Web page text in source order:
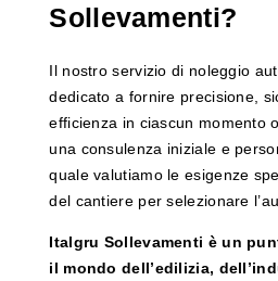
Sollevamenti?
Il nostro servizio di noleggio
dedicato a fornire precisione,
efficienza in ciascun momento
una consulenza iniziale e
quale valutiamo le esigenze
del cantiere per selezionare
Italgru Sollevamenti è un
il mondo dell’edilizia,